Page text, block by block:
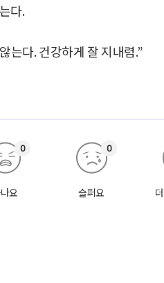
다.
는다. 건강하게 잘 지내렴.”
요
0
슬퍼요
0